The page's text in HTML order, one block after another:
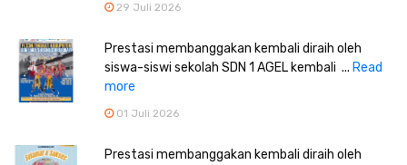
29 Juli 2026
Prestasi membanggakan kembali diraih oleh
siswa-siswi sekolah SDN 1 AGEL kembali ... Read
more
01 Juli 2026
Prestasi membanggakan kembali diraih oleh